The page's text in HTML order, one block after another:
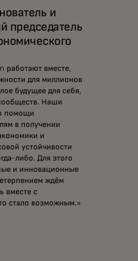
и
председатель
вместе,
для миллионов
будущее для себя,
Наши
помощи
в получении
и
устойчивости
либо. Для этого
и инновационные
ждём
вместе с
стало возможным.»